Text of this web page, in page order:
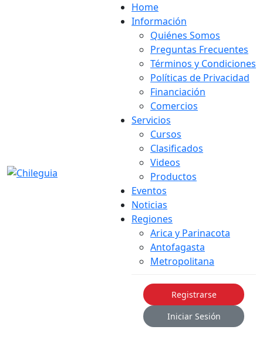
Home
Información
Quiénes Somos
Preguntas Frecuentes
Términos y Condiciones
Políticas de Privacidad
Financiación
Comercios
Servicios
Cursos
Clasificados
Videos
Productos
Eventos
Noticias
Regiones
Arica y Parinacota
Antofagasta
Metropolitana
Registrarse
Iniciar Sesión